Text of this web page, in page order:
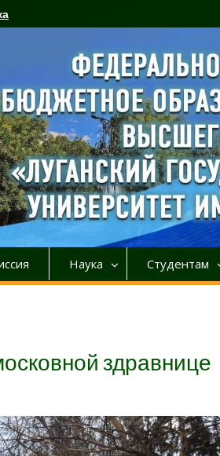
Наука Студентам
здравнице